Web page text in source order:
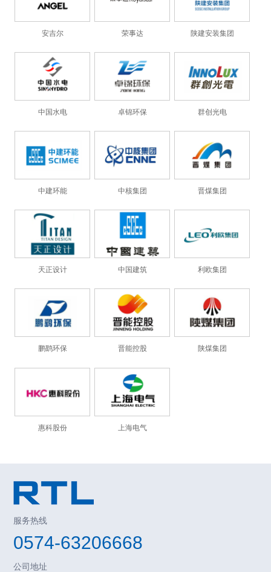
安吉尔 荣事达 陕建安装集团
中国水电 卓锦环保 群创光电
中建环能 中核集团 晋煤集团
天正设计 中国建筑 利欧集团
鹏鹞环保 晋能控股 陕煤集团
惠科股份 上海电气
服务热线
0574-63206668
公司地址